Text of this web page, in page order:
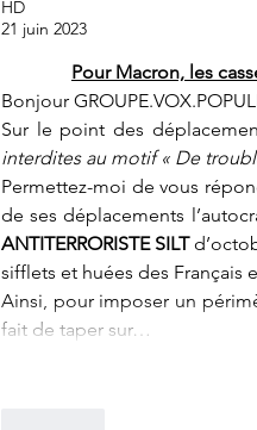
HD
21 juin 2023
Pour Macron, les
Bonjour
Sur le point des
interdites au motif « De
Permettez-moi de vous
de ses déplacements
ANTITERRORISTE SILT
sifflets et huées des Français
Ainsi, pour imposer un
fait de taper sur…